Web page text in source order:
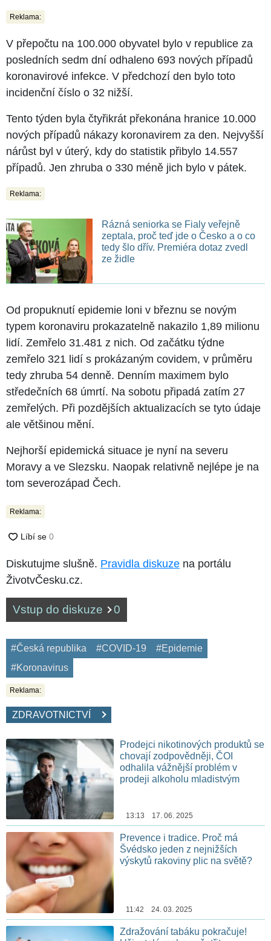
Reklama:
V přepočtu na 100.000 obyvatel bylo v republice za
posledních sedm dní odhaleno 693 nových případů
koronavirové infekce. V předchozí den bylo toto
incidenční číslo o 32 nižší.
Tento týden byla čtyřikrát překonána hranice 10.000
nových případů nákazy koronavirem za den. Nejvyšší
nárůst byl v úterý, kdy do statistik přibylo 14.557
případů. Jen zhruba o 330 méně jich bylo v pátek.
Reklama:
Rázná seniorka se Fialy veřejně
zeptala, proč teď jde o Česko a o co
tedy šlo dřív. Premiéra dotaz zvedl
ze židle
Od propuknutí epidemie loni v březnu se novým
typem koronaviru prokazatelně nakazilo 1,89 milionu
lidí. Zemřelo 31.481 z nich. Od začátku týdne
zemřelo 321 lidí s prokázaným covidem, v průměru
tedy zhruba 54 denně. Denním maximem bylo
středečních 68 úmrtí. Na sobotu připadá zatím 27
zemřelých. Při pozdějších aktualizacích se tyto údaje
ale většinou mění.
Nejhorší epidemická situace je nyní na severu
Moravy a ve Slezsku. Naopak relativně nejlépe je na
tom severozápad Čech.
Reklama:
Diskutujme slušně. Pravidla diskuze na portálu
ŽivotvČesku.cz.
Vstup do diskuze 0
#Česká republika #COVID-19
#Epidemie
#Koronavirus
Reklama:
ZDRAVOTNICTVÍ
Prodejci nikotinových produktů se
chovají zodpovědněji, ČOI
odhalila vážnější problém v
prodeji alkoholu mladistvým
13:13 17. 06. 2025
Prevence i tradice. Proč má
Švédsko jeden z nejnižších
výskytů rakoviny plic na světě?
11:42 24. 03. 2025
Zdražování tabáku pokračuje!